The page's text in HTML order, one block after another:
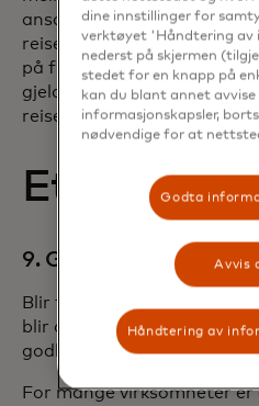
ansatte forretningsreisene
reisemålet når de har fri.
på fritiden kan man øke
gjelder tidspunktet for
reisekostnadene.
Etter
9. Gjennomgå og
Blir teamets
blir de liggende hos
godkjenningsfasen?
For mange virksomheter er
dine innstillinger for
verktøyet 'Håndtering av
nederst på skjermen
stedet for en knapp på
kan du blant annet avvise
informasjonskapsler,
nødvendige for at
Godta
Avvis
Håndtering av